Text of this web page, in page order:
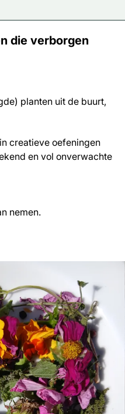
die verborgen
planten uit de buurt,
creatieve oefeningen
en vol onverwachte
nemen.